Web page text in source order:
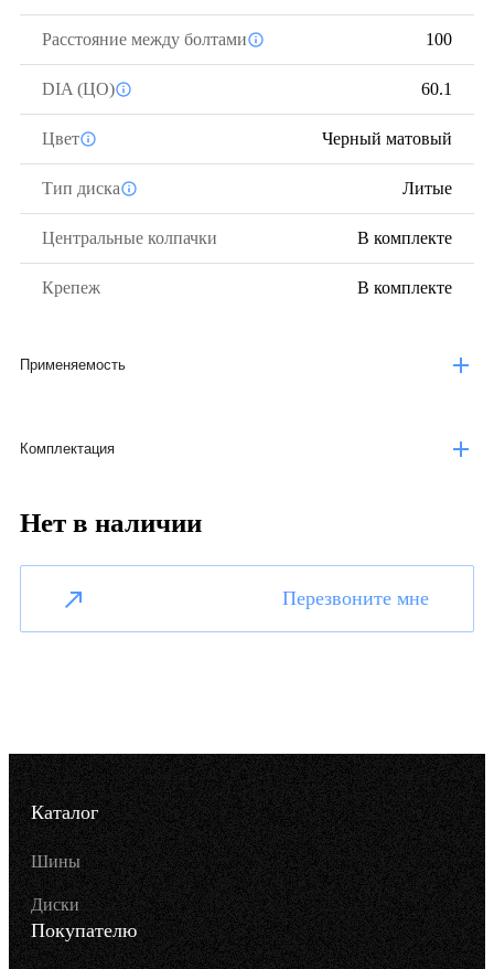
Расстояние между болтами 100
DIA (ЦО) 60.1
Цвет Черный матовый
Тип диска Литые
Центральные колпачки В комплекте
Крепеж В комплекте
Применяемость
Комплектация
Нет в наличии
Перезвоните мне
Каталог
Шины
Диски
Покупателю